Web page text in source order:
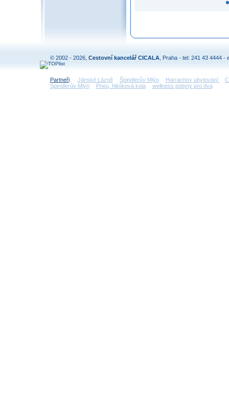
© 2002 - 2026, Cestovní kancelář CICALA , Praha - tel: 241 43 4444 -
Partneři: Jánské Lázně Špindlerův Mlýn Harrachov ubytování
Špindlerův Mlýn
Pneu, hliníková kola wellness pobyty pro dva